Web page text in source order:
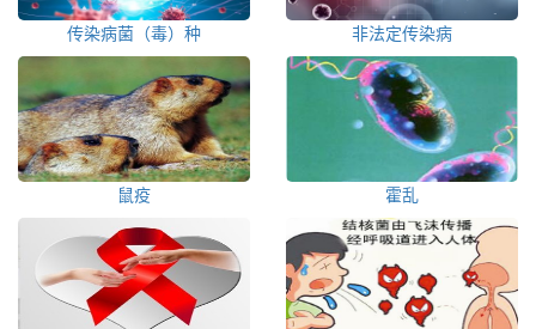
传染病菌（毒）种 非法定传染病
鼠疫 霍乱